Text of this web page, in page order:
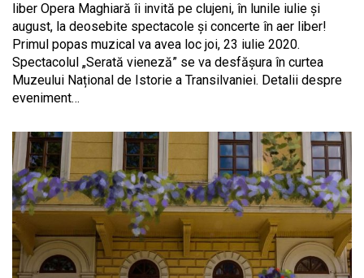
liber Opera Maghiară îi invită pe clujeni, în lunile iulie și
august, la deosebite spectacole și concerte în aer liber!
Primul popas muzical va avea loc joi, 23 iulie 2020.
Spectacolul „Serată vieneză” se va desfășura în curtea
Muzeului Național de Istorie a Transilvaniei. Detalii despre
eveniment…